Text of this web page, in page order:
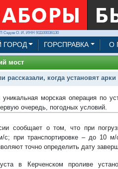
Седов О. И. ИНН 911100036130
ГОРОД ГОРСПРАВКА О
мост
рассказали, когда установят арки
морская операция по
очередь, погодных условий.
сообщает о том, что при
с; при транспортировке – до 10 м/
точно определить дату
в Керченском проливе